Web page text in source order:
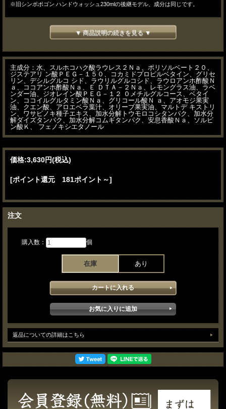
※旧シンボポゴン ハンドウォッシュ230mlの後継モデル、成分は同じです。
▼ 商品説明の続きを見る ▼
主成分：水、スルホコハク酸ラウレス２Ｎａ、ポリソルベート２０、
ジステアリ ン酸ＰＥＧ－１５０、コカミドプロピルベタイン、グリセ
リン、デシルグルコ シド、ラウリルグルコシド、ラウロアンホ酢酸Ｎ
ａ、ココアンホ酢酸Ｎａ、Ｅ ＤＴＡ－２Ｎａ、レモングラス油、ラベ
ンダー油、ジオレイン酸ＰＥＧ－１２ ０メチルグルコース、ベタイ
ン、ココイルグルタミン酸Ｎａ、グリコール酸Ｎ ａ、アオモジ果実
油、クエン酸、アロエベラ葉汁、オリーブ果実油、マルトデ キストリ
ン、ワサビノキ種子エキス、加水分解トウモロコシタンパク、加水分
解ダイズタンパク、加水分解コムギタンパク、安息香酸Ｎａ、ソルビ
ン酸Ｋ、 フェノキシエタノール
価格:3,630円(税込)
[ポイント還元 181ポイント～]
注文
購入数： 個
在庫 あり
返品についての詳細はこちら